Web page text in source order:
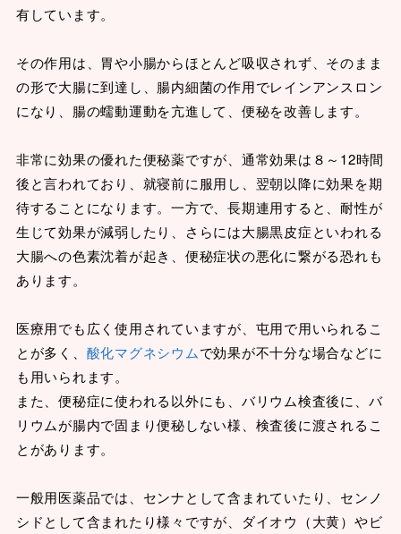
有しています。
その作用は、胃や小腸からほとんど吸収されず、そのまま
の形で大腸に到達し、腸内細菌の作用でレインアンスロン
になり、腸の蠕動運動を亢進して、便秘を改善します。
非常に効果の優れた便秘薬ですが、通常効果は８～12時間
後と言われており、就寝前に服用し、翌朝以降に効果を期
待することになります。一方で、長期連用すると、耐性が
生じて効果が減弱したり、さらには大腸黒皮症といわれる
大腸への色素沈着が起き、便秘症状の悪化に繋がる恐れも
あります。
医療用でも広く使用されていますが、屯用で用いられるこ
とが多く、 酸化マグネシウムで効果が不十分な場合などに
も用いられます。
また、便秘症に使われる以外にも、バリウム検査後に、バ
リウムが腸内で固まり便秘しない様、検査後に渡されるこ
とがあります。
一般用医薬品では、センナとして含まれていたり、センノ
シドとして含まれたり様々ですが、ダイオウ（大黄）やビ